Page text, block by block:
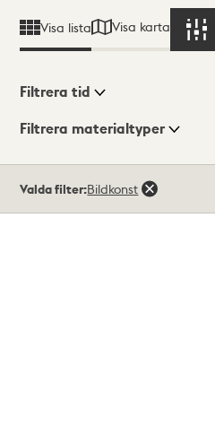
Visa lista Visa karta
Visningsläge
Filtrera tid
Filtrera materialtyper
träffar
Valda filter:Bildkonst